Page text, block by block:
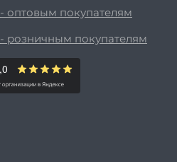
- оптовым покупателям
- розничным покупателям